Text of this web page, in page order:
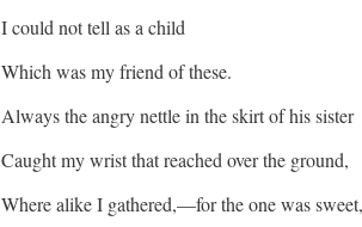
I could not tell as a child
Which was my friend of these.
Always the angry nettle in the skirt of his sister
Caught my wrist that reached over the ground,
Where alike I gathered,—for the one was